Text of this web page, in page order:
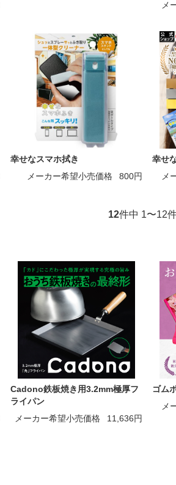
メ
幸せなスマホ拭き
メーカー希望小売価格
800円
幸せ
メ
12件中 1〜12
Cadono鉄板焼き用3.2mm極厚フ
ライパン
メーカー希望小売価格
11,636円
ゴム
メ